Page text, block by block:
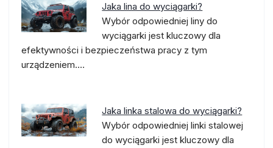
Jaka lina do wyciągarki?
Wybór odpowiedniej liny do
wyciągarki jest kluczowy dla
efektywności i bezpieczeństwa pracy z tym
urządzeniem.…
Jaka linka stalowa do wyciągarki?
Wybór odpowiedniej linki stalowej
do wyciągarki jest kluczowy dla